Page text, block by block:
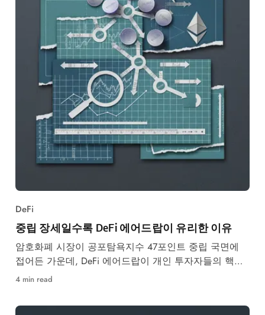
DeFi
중립 장세일수록 DeFi 에어드랍이 유리한 이유
암호화폐 시장이 공포탐욕지수 47포인트 중립 국면에
접어든 가운데, DeFi 에어드랍이 개인 투자자들의 핵심
수익 전략으로 부상하고 있다. 비트코인 도미넌스
리스테이킹·퍼펙추얼 DEX·레이어1 DeFi를 중심으로 한
4 min read